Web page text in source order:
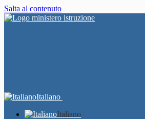
Salta al contenuto
Italiano
Italiano